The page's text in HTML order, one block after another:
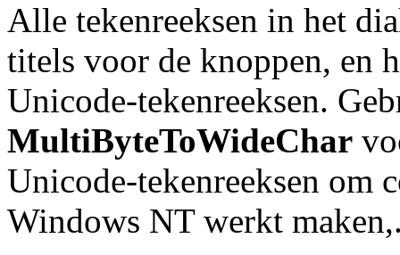
Alle tekenreeksen in het
titels voor de knoppen, en
Unicode-tekenreeksen.
MultiByteToWideChar
Unicode-tekenreeksen om
Windows NT werkt